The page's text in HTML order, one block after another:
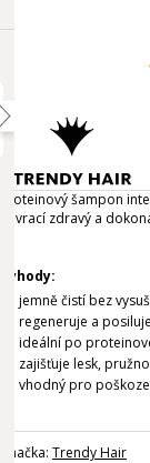
Proteinový šampon
navrací zdravý a
Výhody:
jemně čistí bez
regeneruje a
ideální po
zajišťuje lesk,
vhodný pro
Značka: Trendy Hair